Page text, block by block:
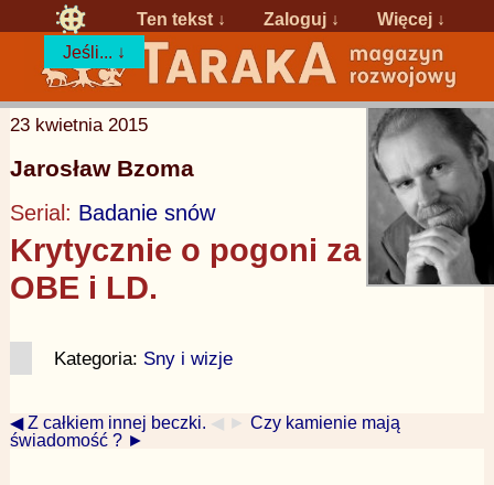
Ten tekst ↓ Zaloguj ↓
Więcej ↓
Jeśli... ↓
23 kwietnia 2015
Jarosław Bzoma
Serial: Badanie snów
Krytycznie o pogoni za
OBE i LD.
Kategoria: Sny i wizje
◀ Z całkiem innej beczki. ◀ ► Czy kamienie mają
świadomość ? ►